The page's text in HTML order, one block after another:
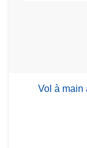
Vol à main